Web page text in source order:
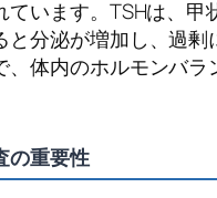
ています。TSHは、甲
と分泌が増加し、過剰
、体内のホルモンバラ
の重要性